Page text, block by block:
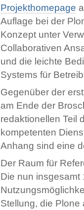
Projekthomepage
Auflage bei der
Konzept unter
Collaborativen
und die leichte
Systems für
Gegenüber der
am Ende der
redaktionellen Teil
kompetenten
Anhang sind eine
Der Raum für
Die nun insgesamt
Stellung, die